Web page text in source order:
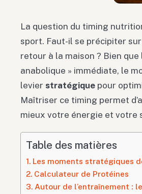
La question du timing
sport. Faut-il se précipiter
retour à la maison ? Bien
anabolique » immédiate, le
levier stratégique pour
Maîtriser ce timing permet
mieux votre énergie et votre
Table des matières
Les moments stratégiques
Calculateur de Protéines
Autour de l’entraînement :